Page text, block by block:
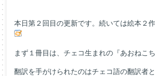
本日第２回目の更新です。続いては絵本２
まず１冊目は、チェコ生まれの『あおねこ
翻訳を手がけられたのはチェコ語の翻訳者